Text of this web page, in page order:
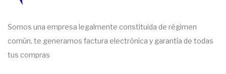
Somos una empresa legalmente constituida de régimen
común, te generamos factura electrónica y garantía de todas
tus compras